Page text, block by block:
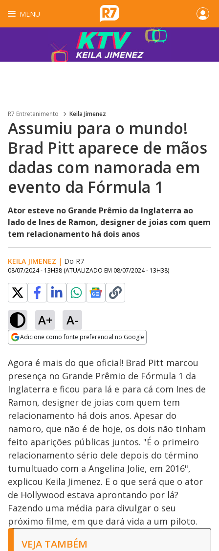
MENU
R7 Entretenimento Keila Jimenez
Assumiu para o mundo!
Brad Pitt aparece de mãos
dadas com namorada em
evento da Fórmula 1
Ator esteve no Grande Prêmio da Inglaterra ao
lado de Ines de Ramon, designer de joias com quem
tem relacionamento há dois anos
KEILA JIMENEZ | Do R7
08/07/2024 - 13H38 (ATUALIZADO EM 08/07/2024 - 13H38)
A+ A-
Adicione como fonte preferencial no Google
Ativar
100.00%
Agora é mais do que oficial! Brad Pitt marcou
presença no Grande Prêmio de Fórmula 1 da
Inglaterra e ficou para lá e para cá com Ines de
Ramon, designer de joias com quem tem
relacionamento há dois anos. Apesar do
namoro, que não é de hoje, os dois não tinham
feito aparições públicas juntos. "É o primeiro
relacionamento sério dele depois do término
tumultuado com a Angelina Jolie, em 2016",
explicou Keila Jimenez. E o que será que o ator
de Hollywood estava aprontando por lá?
Fazendo uma média para divulgar o seu
próximo filme, em que dará vida a um piloto.
VEJA TAMBÉM